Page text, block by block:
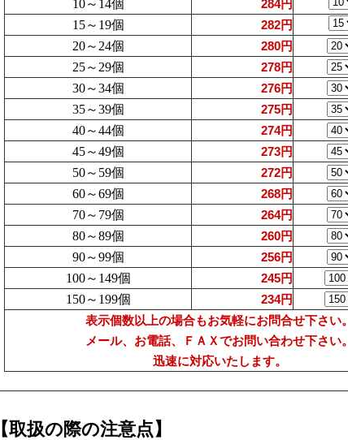
10～14個
284円
15～19個
282円
20～24個
280円
25～29個
278円
30～34個
276円
35～39個
275円
40～44個
274円
45～49個
273円
50～59個
272円
60～69個
268円
70～79個
264円
80～89個
260円
90～99個
256円
100～149個
245円
150～199個
234円
表示個数以上の場合もお気軽にお問合せ下さい。
メール、お電話、ＦＡＸでお問い合わせ下さい。
迅速に対応いたします。
【取扱の際の注意点】